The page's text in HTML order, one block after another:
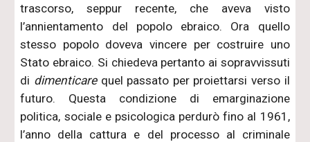
trascorso, seppur recente, che aveva visto
l’annientamento del popolo ebraico. Ora quello
stesso popolo doveva vincere per costruire uno
Stato ebraico. Si chiedeva pertanto ai sopravvissuti
di dimenticare quel passato per proiettarsi verso il
futuro. Questa condizione di emarginazione
politica, sociale e psicologica perdurò fino al 1961,
l’anno della cattura e del processo al criminale